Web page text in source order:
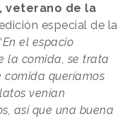
veterano de la
especial de la
En el espacio
la comida, se trata
comida queríamos
venían
así que una buena